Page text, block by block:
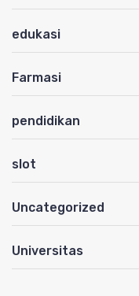
edukasi
Farmasi
pendidikan
slot
Uncategorized
Universitas